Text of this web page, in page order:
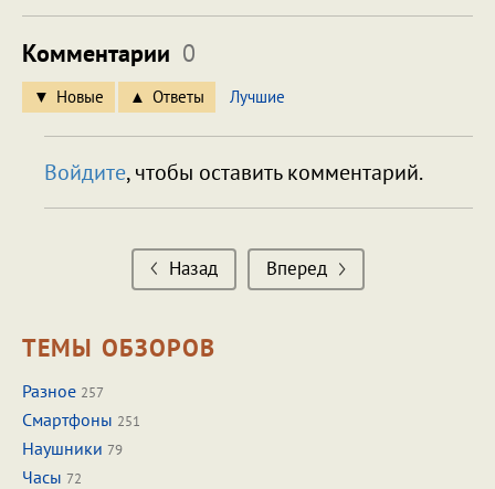
Комментарии 0
Новые Ответы Лучшие
Войдите, чтобы оставить комментарий.
Назад Вперед
ТЕМЫ ОБЗОРОВ
Разное 257
Смартфоны 251
Наушники 79
Часы 72